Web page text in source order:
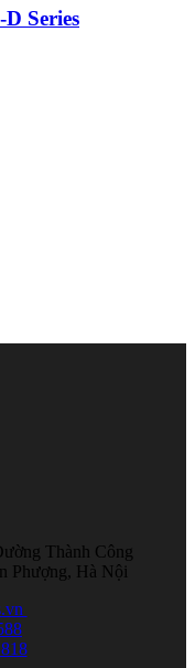
Series
Thành Công
Phượng, Hà Nội